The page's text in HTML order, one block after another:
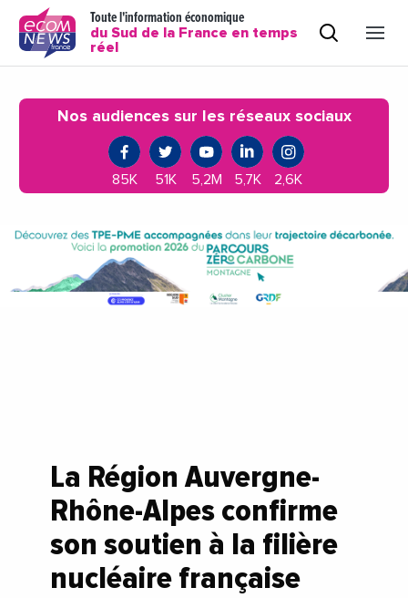
Toute l'information économique
du Sud de la France en temps
réel
Nos audiences sur les réseaux sociaux
85K 51K 5,2M 5,7K 2,6K
La Région Auvergne-
Rhône-Alpes confirme
son soutien à la filière
nucléaire française